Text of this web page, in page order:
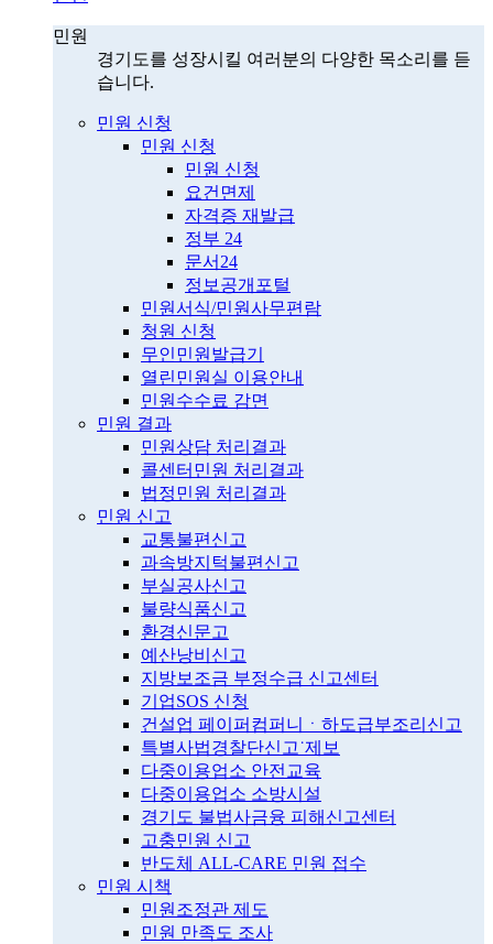
민원
경기도를 성장시킬 여러분의 다양한 목소리를 듣
습니다.
민원 신청
민원 신청
민원 신청
요건면제
자격증 재발급
정부 24
문서24
정보공개포털
민원서식/민원사무편람
청원 신청
무인민원발급기
열린민원실 이용안내
민원수수료 감면
민원 결과
민원상담 처리결과
콜센터민원 처리결과
법정민원 처리결과
민원 신고
교통불편신고
과속방지턱불편신고
부실공사신고
불량식품신고
환경신문고
예산낭비신고
지방보조금 부정수급 신고센터
기업SOS 신청
건설업 페이퍼컴퍼니ㆍ하도급부조리신고
특별사법경찰단신고˙제보
다중이용업소 안전교육
다중이용업소 소방시설
경기도 불법사금융 피해신고센터
고충민원 신고
반도체 ALL-CARE 민원 접수
민원 시책
민원조정관 제도
민원 만족도 조사